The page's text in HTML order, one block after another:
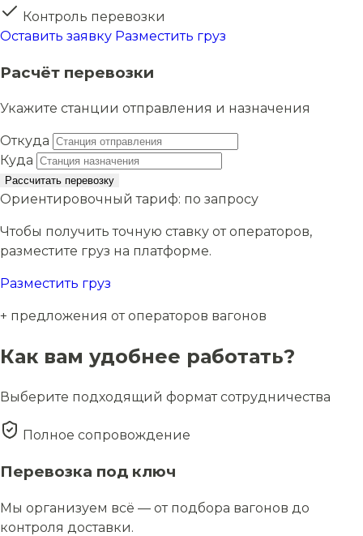
Контроль перевозки
Оставить заявку Разместить груз
Расчёт перевозки
Укажите станции отправления и назначения
Откуда
Куда
Рассчитать перевозку
Ориентировочный тариф: по запросу
Чтобы получить точную ставку от операторов,
разместите груз на платформе.
Разместить груз
+ предложения от операторов вагонов
Как вам удобнее работать?
Выберите подходящий формат сотрудничества
Полное сопровождение
Перевозка под ключ
Мы организуем всё — от подбора вагонов до
контроля доставки.